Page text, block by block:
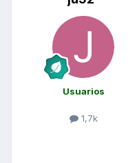
Usuarios
1,7k